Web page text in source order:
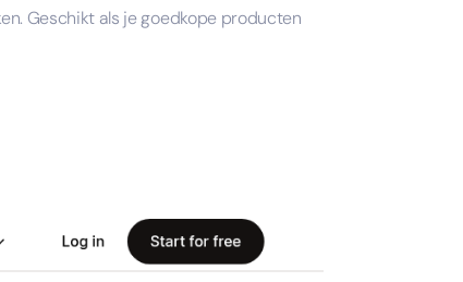
Geschikt als je goedkope producten